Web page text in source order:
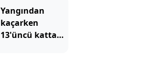
düştüğü anlar
ortaya çıktı
Yangından
kaçarken
13'üncü kattan